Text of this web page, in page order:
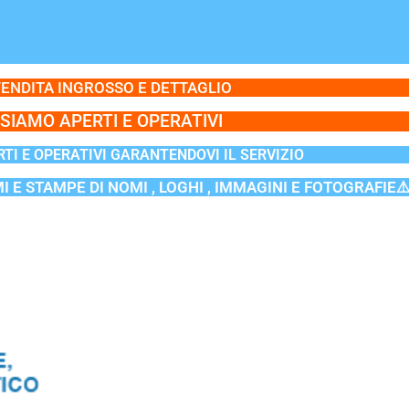
INGROSSO E DETTAGLIO
SIAMO APERTI E OPERATIVI
E OPERATIVI GARANTENDOVI IL SERVIZIO
E STAMPE DI NOMI , LOGHI , IMMAGINI E